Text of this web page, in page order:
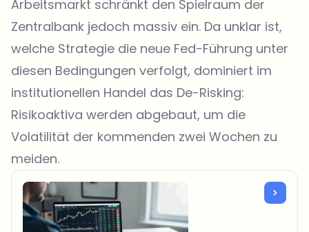
Arbeitsmarkt schränkt den Spielraum der
Zentralbank jedoch massiv ein. Da unklar ist,
welche Strategie die neue Fed-Führung unter
diesen Bedingungen verfolgt, dominiert im
institutionellen Handel das De-Risking:
Risikoaktiva werden abgebaut, um die
Volatilität der kommenden zwei Wochen zu
meiden.